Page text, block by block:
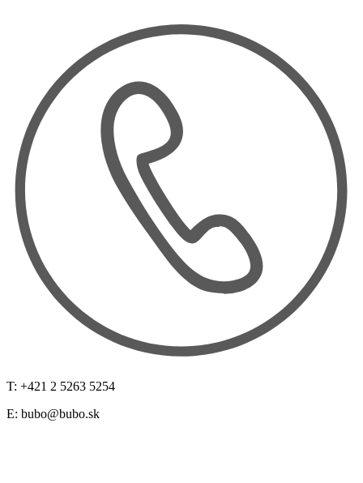
T: +421 2 5263 5254
E: bubo@bubo.sk